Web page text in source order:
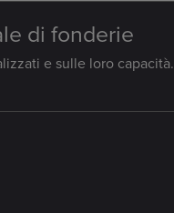
di fonderie
e sulle loro capacità.